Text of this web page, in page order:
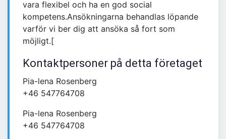
vara flexibel och ha en god social
kompetens.Ansökningarna behandlas löpande
varför vi ber dig att ansöka så fort som
möjligt.[
Kontaktpersoner på detta företaget
Pia-lena Rosenberg
+46 547764708
Pia-lena Rosenberg
+46 547764708